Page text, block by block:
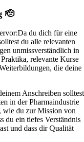
🫡
Da du dich für eine
du alle relevanten
unmissverständlich in
relevante Kurse
die deine
Anschreiben solltest
in der Pharmaindustrie
wie du zur Mission von
du ein tiefes Verständnis
und dass dir Qualität